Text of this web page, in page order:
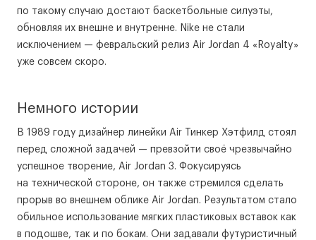
по такому случаю достают баскетбольные силуэты,
обновляя их внешне и внутренне. Nike не стали
исключением — февральский релиз Air Jordan 4 «Royalty»
уже совсем скоро.
Немного истории
В 1989 году дизайнер линейки Air Тинкер Хэтфилд стоял
перед сложной задачей — превзойти своё чрезвычайно
успешное творение, Air Jordan 3. Фокусируясь
на технической стороне, он также стремился сделать
прорыв во внешнем облике Air Jordan. Результатом стало
обильное использование мягких пластиковых вставок как
в подошве, так и по бокам. Они задавали футуристичный